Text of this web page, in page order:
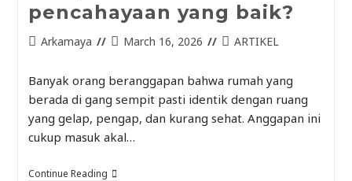
pencahayaan yang baik?
Arkamaya March 16, 2026 ARTIKEL
Banyak orang beranggapan bahwa rumah yang
berada di gang sempit pasti identik dengan ruang
yang gelap, pengap, dan kurang sehat. Anggapan ini
cukup masuk akal…
Continue Reading